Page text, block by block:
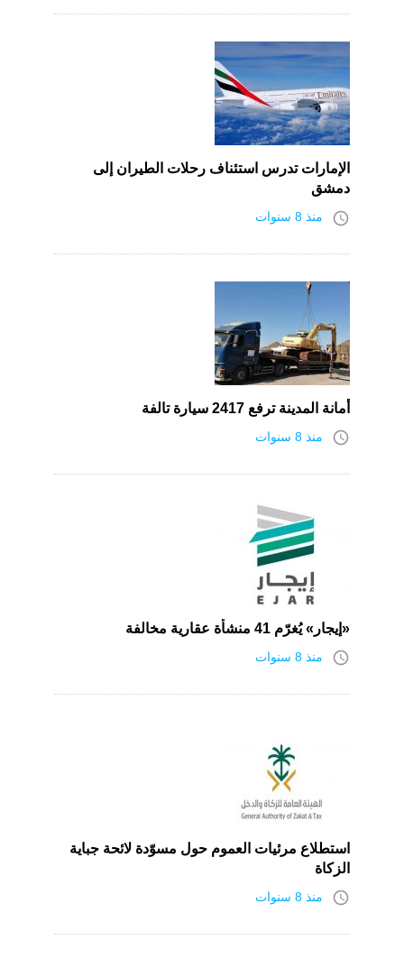
الإمارات تدرس استئناف رحلات الطيران إلى
دمشق
access_time منذ 8 سنوات
أمانة المدينة ترفع 2417 سيارة تالفة
access_time منذ 8 سنوات
«إيجار» يُغرّم 41 منشأة عقارية مخالفة
access_time منذ 8 سنوات
استطلاع مرئيات العموم حول مسوّدة لائحة جباية
الزكاة
access_time منذ 8 سنوات